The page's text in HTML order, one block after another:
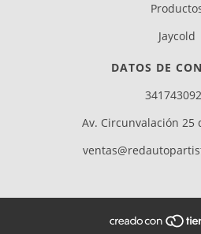
Jaycold
DATOS DE
Av. Circunvalación 25